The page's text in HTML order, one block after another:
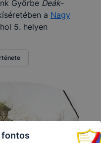
Győrbe Deák-
a Nagy
5. helyen
fontos